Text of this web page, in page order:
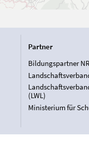
Partner
Bildungspartner
(LWL)
Ministerium für